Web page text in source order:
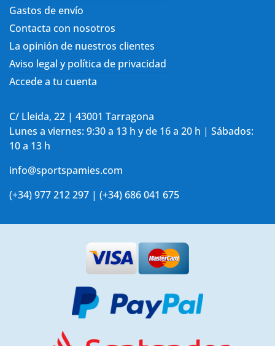
Gastos de envío
Contacta con nosotros
La opinión de nuestros clientes
Aviso legal y política de privacidad
Accede a tu cuenta
C/ Lleida, 22 | 43001 Tarragona
Lunes a viernes: 9:30 a 13 h y de 16 a 20 h | Sábados:
10 a 13 h
info@sportspamies.com
(+34) 977 212 297 | (+34) 686 041 675